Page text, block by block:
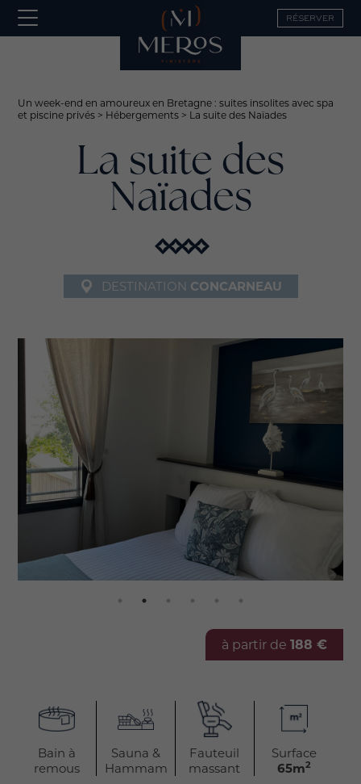
RÉSERVER
Un week-end en amoureux en Bretagne : suites insolites avec spa
et piscine privés > Hébergements > La suite des Naïades
La suite des
Naïades
DESTINATION CONCARNEAU
à partir de 188 €
Bain à
remous
Sauna &
Hammam
Fauteuil
massant
Surface
65m2